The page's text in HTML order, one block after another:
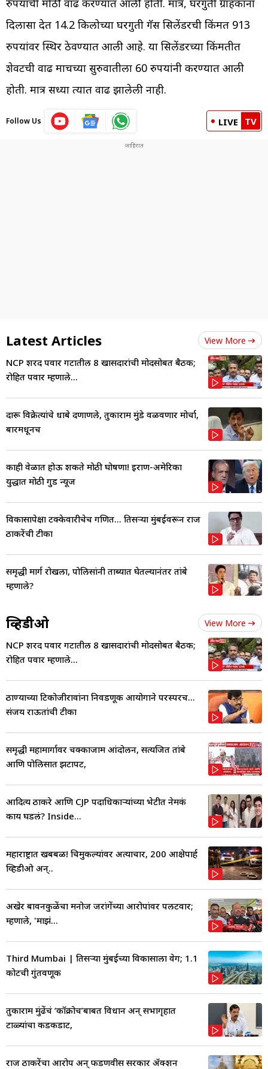
दिलासा देत 14.2 किलोच्या घरगुती गॅस सिलेंडरची किंमत 913
रुपयांवर स्थिर ठेवण्यात आली आहे. या सिलेंडरच्या किंमतीत
शेवटची वाढ मार्चच्या सुरुवातीला 60 रुपयांनी करण्यात आली
होती. मात्र सध्या त्यात वाढ झालेली नाही.
Follow Us LIVE TV
Latest Articles View More
NCP शरद पवार गटातील 8 खासदारांची मोदींसोबत बैठक;
रोहित पवार म्हणाले...
दारू विक्रेत्यांचे धाबे दणाणले, तुकाराम मुंडे वळवणार मोर्चा,
बारमधूनच
काही वेळात होऊ शकते मोठी घोषणा! इराण-अमेरिका
युद्धात मोठी गुड न्यूज
विकासापेक्षा टक्केवारीचेच गणित... तिसऱ्या मुंबईवरून राज
ठाकरेंची टीका
समृद्धी मार्ग रोखला, पोलिसांनी ताब्यात घेतल्यानंतर तांबे
म्हणाले?
व्हिडीओ View More
NCP शरद पवार गटातील 8 खासदारांची मोदींसोबत बैठक;
रोहित पवार म्हणाले...
ठाण्याच्या टिकोजीरावांना निवडणूक आयोगाने परस्परच...
संजय राऊतांची टीका
समृद्धी महामार्गावर चक्काजाम आंदोलन, सत्यजित तांबे
आणि पोलिसात झटापट,
आदित्य ठाकरे आणि CJP पदाधिकाऱ्यांच्या भेटीत नेमकं
काय घडलं? Inside...
महाराष्ट्रात खबबळ! चिमुकल्यांवर अत्याचार, 200 आक्षेपार्ह
व्हिडीओ अन्..
अखेर बावनकुळेंचा मनोज जरांगेंच्या आरोपांवर पलटवार;
म्हणाले, 'माझं...
Third Mumbai | तिसऱ्या मुंबईच्या विकासाला वेग; 1.1
कोटींची गुंतवणूक
तुकाराम मुंढेंचं ‘कॉक्रोच’बाबत विधान अन् सभागृहात
टाळ्यांचा कडकडाट,
राज ठाकरेंचा आरोप अन् फडणवीस सरकार ॲक्शन